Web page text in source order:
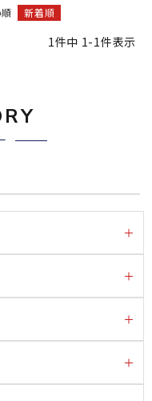
新着順
1件中 1-1件表示